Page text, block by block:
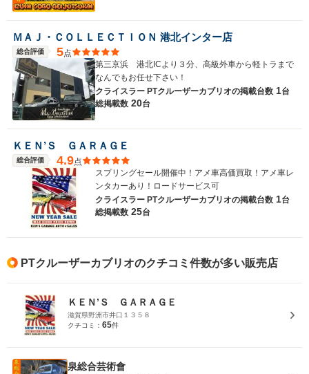
ＭＡＪ・ＣＯＬＬＥＣＴＩＯＮ 港北インター店
総合評価 5点
第三京浜 港北ICより３分、高級外車から軽トラまで
なんでもお任せ下さい！
クライスラー PTクルーザーカブリオの掲載台数 1台
総掲載数 20台
ＫＥＮ’Ｓ ＧＡＲＡＧＥ
総合評価 4.9点
スプリングセール開催中！アメ車高価買取！アメ車レ
ンタカーあり！ロードサービス可
クライスラー PTクルーザーカブリオの掲載台数 1台
総掲載数 25台
PTクルーザーカブリオのクチコミ件数が多い販売店
ＫＥＮ’Ｓ ＧＡＲＡＧＥ
滋賀県野洲市井口１３５８
クチコミ： 65件
泉総合芸術會